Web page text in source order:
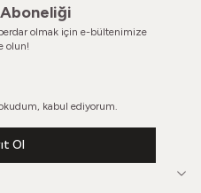
olmak için e-bültenimize
olun!
kabul ediyorum.
Ol